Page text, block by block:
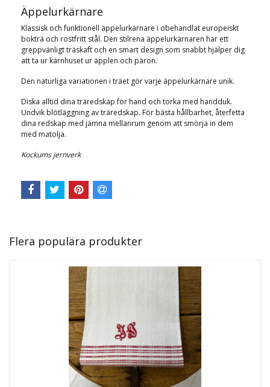
Äppelurkärnare
Klassisk och funktionell äppelurkärnare i obehandlat europeiskt
bokträ och rostfritt stål. Den stilrena äppelurkärnaren har ett
greppvänligt träskaft och en smart design som snabbt hjälper dig
att ta ur kärnhuset ur äpplen och päron.
Den naturliga variationen i träet gör varje äppelurkärnare unik.
Diska alltid dina träredskap för hand och torka med handduk.
Undvik blötläggning av träredskap. För bästa hållbarhet, återfetta
dina redskap med jämna mellanrum genom att smörja in dem
med matolja.
Kockums jernverk
Flera populära produkter